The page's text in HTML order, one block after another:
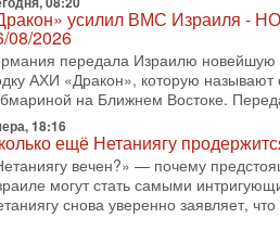
07-2026, 15:18
готовит покушение на
эскалации, но КСИР готовит
телеканала ITON-TV СЕРГЕЙ
по вопросам безопасности,
управления полиции
07-2026, 09:02
за разоружение ХАМАСа -
07/2026
президент США Дональд Трамп
усилил ВМС Израиля -
08/2026
передала Израилю новейшую
АХИ «Дракон», которую
на Ближнем Востоке.
18:16
ещё Нетаниягу
вечен?» — почему
могут стать самыми
снова уверенно заявляет,